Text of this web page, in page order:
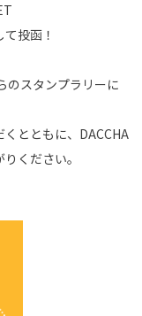
投函！
のスタンプラリーに
とともに、DACCHA
ください。